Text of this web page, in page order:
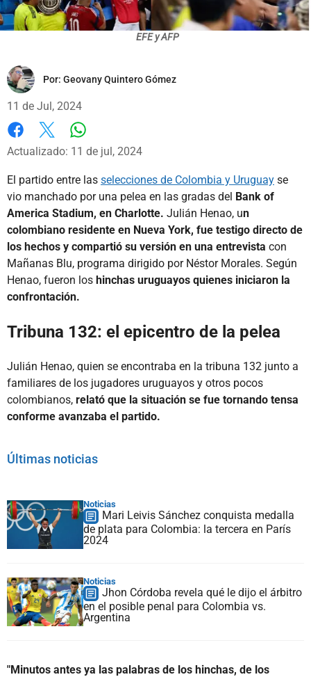
EFE y AFP
Por: Geovany Quintero Gómez
11 de Jul, 2024
Facebook
X
Actualizado: 11 de jul, 2024
El partido entre las selecciones de Colombia y Uruguay se
vio manchado por una pelea en las gradas del Bank of
America Stadium, en Charlotte. Julián Henao, un
colombiano residente en Nueva York, fue testigo directo de
los hechos y compartió su versión en una entrevista con
Mañanas Blu, programa dirigido por Néstor Morales. Según
Henao, fueron los hinchas uruguayos quienes iniciaron la
confrontación.
Tribuna 132: el epicentro de la pelea
Julián Henao, quien se encontraba en la tribuna 132 junto a
familiares de los jugadores uruguayos y otros pocos
colombianos, relató que la situación se fue tornando tensa
conforme avanzaba el partido.
Últimas noticias
Noticias
Mari Leivis Sánchez conquista medalla
de plata para Colombia: la tercera en París
2024
Noticias
Jhon Córdoba revela qué le dijo el árbitro
en el posible penal para Colombia vs.
Argentina
"Minutos antes ya las palabras de los hinchas, de los